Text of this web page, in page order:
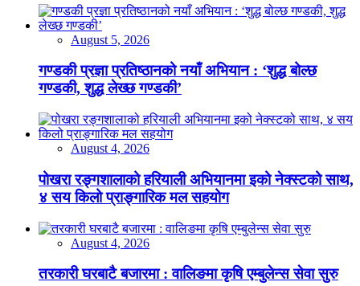
August 5, 2026
गण्डकी प्रज्ञा प्रतिष्ठानको नयाँ अभियान : ‘शुद्ध बोल्छ
गण्डकी, शुद्ध लेख्छ गण्डकी’
August 4, 2026
पोखरा रङ्गशालाको हरियाली अभियानमा इको नेक्स्टको साथ,
४ सय किलो प्राङ्गारिक मल सहयोग
August 4, 2026
तरकारी घरबाटै बजारमा : वालिङमा कृषि एम्बुलेन्स सेवा सुरु